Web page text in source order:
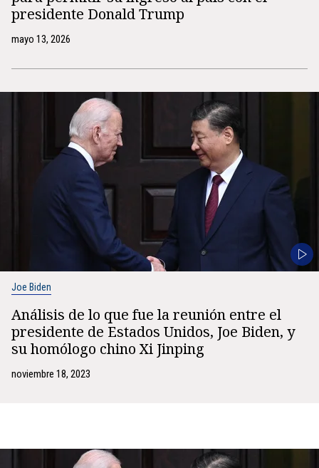
presidente Donald Trump
mayo 13, 2026
Joe Biden
Análisis de lo que fue la reunión entre el
presidente de Estados Unidos, Joe Biden, y
su homólogo chino Xi Jinping
noviembre 18, 2023